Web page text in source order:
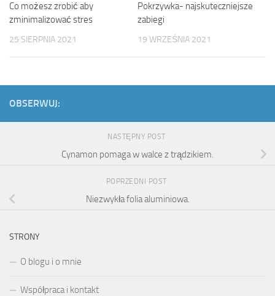
Co możesz zrobić aby
zminimalizować stres
25 SIERPNIA 2021
Pokrzywka- najskuteczniejsze
zabiegi
19 WRZEŚNIA 2021
OBSERWUJ:
NASTĘPNY POST
Cynamon pomaga w walce z trądzikiem.
POPRZEDNI POST
Niezwykła folia aluminiowa.
STRONY
O blogu i o mnie
Współpraca i kontakt